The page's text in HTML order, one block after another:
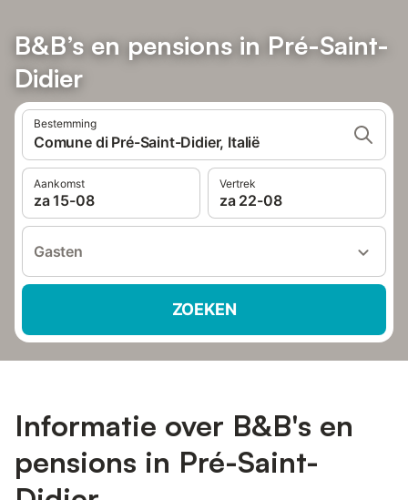
B&B’s en pensions in Pré-Saint-
Didier
Bestemming
Comune di Pré-Saint-Didier, Italië
Aankomst
za 15-08
Vertrek
za 22-08
Gasten
ZOEKEN
Informatie over B&B's en
pensions in Pré-Saint-